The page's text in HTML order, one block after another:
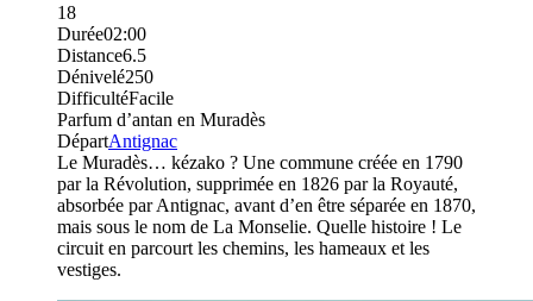
18
Durée02:00
Distance6.5
Dénivelé250
DifficultéFacile
Parfum d’antan en Muradès
DépartAntignac
Le Muradès… kézako ? Une commune créée en 1790
par la Révolution, supprimée en 1826 par la Royauté,
absorbée par Antignac, avant d’en être séparée en 1870,
mais sous le nom de La Monselie. Quelle histoire ! Le
circuit en parcourt les chemins, les hameaux et les
vestiges.